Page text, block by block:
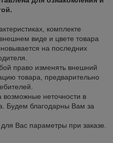
комплекте
виде и цвете товара
на последних
право изменять внешний
товара, предварительно
неточности в
Будем благодарны Вам за
Вас параметры при заказе.